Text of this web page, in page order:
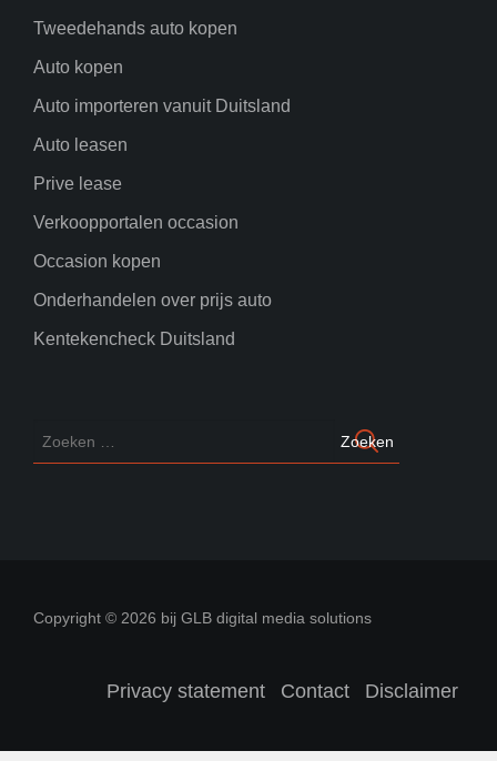
Tweedehands auto kopen
Auto kopen
Auto importeren vanuit Duitsland
Auto leasen
Prive lease
Verkoopportalen occasion
Occasion kopen
Onderhandelen over prijs auto
Kentekencheck Duitsland
Copyright © 2026 bij GLB digital media solutions
Privacy statement Contact Disclaimer